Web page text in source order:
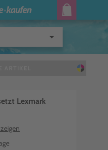
arrow_drop_down
Lexmark